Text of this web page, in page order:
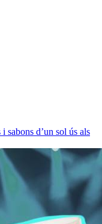
sabons d’un sol ús als